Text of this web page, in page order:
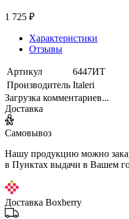
1 725 ₽
Характеристики
Отзывы
Артикул
6447ИТ
Производитель Italeri
Загрузка комментариев...
Доставка
Самовывоз
Нашу продукцию можно
в Пунктах выдачи в Вашем
Доставка Boxberry